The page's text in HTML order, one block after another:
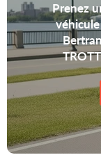
Prenez